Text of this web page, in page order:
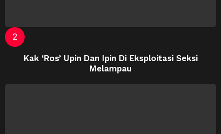
Kak ‘Ros’ Upin Dan Ipin Di Eksploitasi Seksi
Melampau